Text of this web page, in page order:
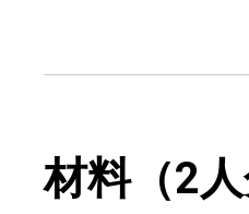
材料（2人